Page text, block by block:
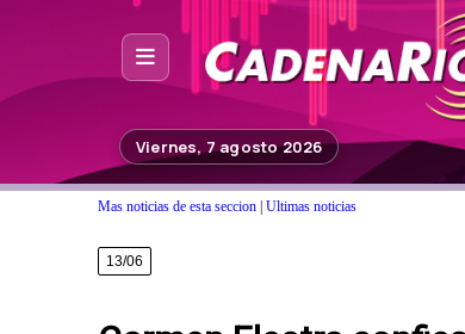
Noticias
Fuera de Foco
Viernes, 7 agosto 2026
Mas noticias de esta seccion Ultimas noticias
13/06